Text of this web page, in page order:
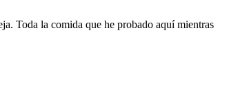
Toda la comida que he probado aquí mientras